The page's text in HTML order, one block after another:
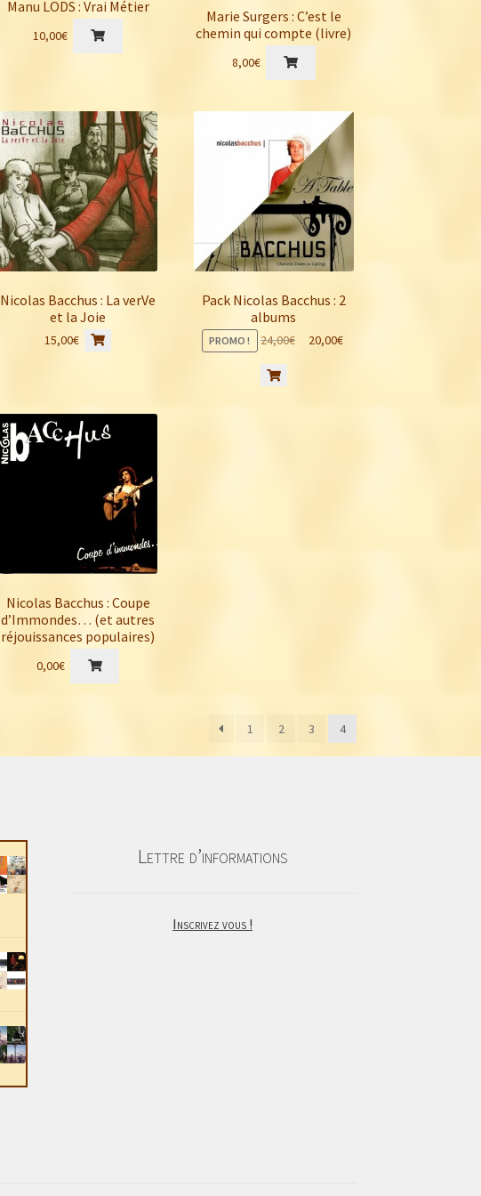
Manu LODS : Vrai Métier
10,00€
Marie Surgers : C’est le
chemin qui compte (livre)
8,00€
Nicolas Bacchus : La verVe
et la Joie
15,00€
Pack Nicolas Bacchus : 2
albums
PROMO ! 24,00€
Le20,00€
Nicolas Bacchus : Coupe
d’Immondes… (et autres
réjouissances populaires)
0,00€
1 2 3 4
Lettre d’informations
Inscrivez vous !